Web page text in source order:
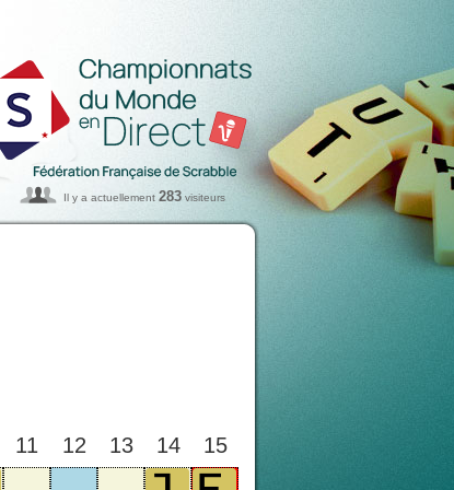
Il y a actuellement 283 visiteurs
11 12 13 14
15